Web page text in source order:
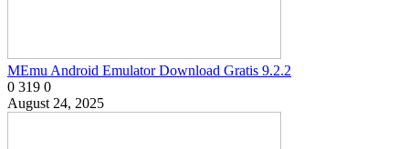
MEmu Android Emulator Download Gratis 9.2.2
0 319 0
August 24, 2025